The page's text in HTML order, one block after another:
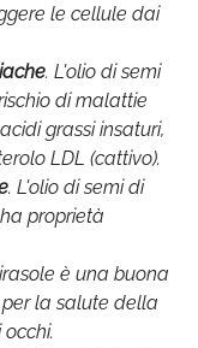
le cellule dai
. L'olio di semi
di malattie
grassi insaturi,
LDL (cattivo).
. L'olio di semi di
proprietà
è una buona
la salute della